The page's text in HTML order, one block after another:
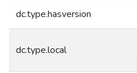
dc.type.hasversion
dc.type.local